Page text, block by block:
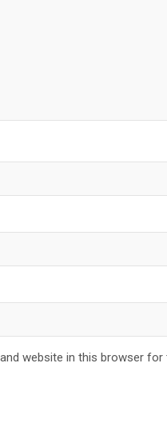
website in this browser